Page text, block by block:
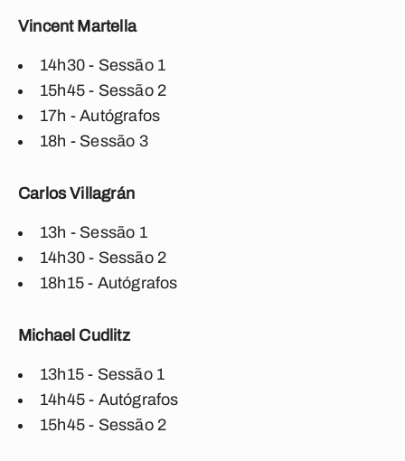
Vincent Martella
14h30 - Sessão 1
15h45 - Sessão 2
17h - Autógrafos
18h - Sessão 3
Carlos Villagrán
13h - Sessão 1
14h30 - Sessão 2
18h15 - Autógrafos
Michael Cudlitz
13h15 - Sessão 1
14h45 - Autógrafos
15h45 - Sessão 2